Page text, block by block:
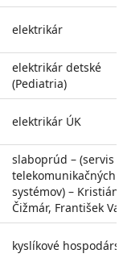
elektrikár
elektrikár detské
(Pediatria)
elektrikár ÚK
slaboprúd – (servis
telekomunikačných
systémov) – Kristián
Čižmár, František
kyslíkové